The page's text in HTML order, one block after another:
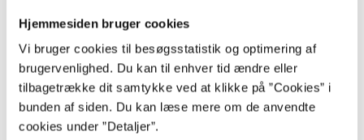
Hjemmesiden bruger cookies
Vi bruger cookies til besøgsstatistik og optimering af
brugervenlighed. Du kan til enhver tid ændre eller
tilbagetrække dit samtykke ved at klikke på ”Cookies” i
bunden af siden. Du kan læse mere om de anvendte
cookies under ”Detaljer”.
Artikler
Alle registrerede artikler fordelt på udgivelser
...